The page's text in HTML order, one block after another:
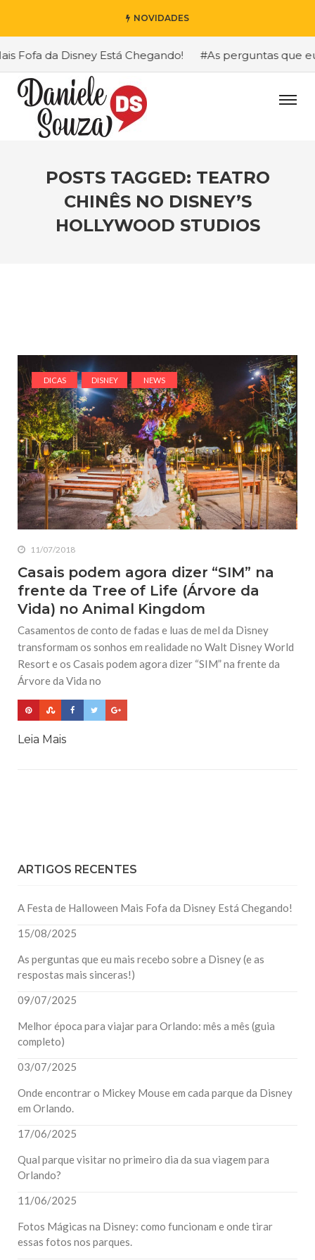
NOVIDADES
Fofa da Disney Está Chegando! #As perguntas que eu
POSTS TAGGED: TEATRO
CHINÊS NO DISNEY’S
HOLLYWOOD STUDIOS
DICAS DISNEY NEWS
11/07/2018
Casais podem agora dizer “SIM” na
frente da Tree of Life (Árvore da
Vida) no Animal Kingdom
Casamentos de conto de fadas e luas de mel da Disney
transformam os sonhos em realidade no Walt Disney World
Resort e os Casais podem agora dizer “SIM” na frente da
Árvore da Vida no
Leia Mais
ARTIGOS RECENTES
A Festa de Halloween Mais Fofa da Disney Está Chegando!
15/08/2025
As perguntas que eu mais recebo sobre a Disney (e as
respostas mais sinceras!)
09/07/2025
Melhor época para viajar para Orlando: mês a mês (guia
completo)
03/07/2025
Onde encontrar o Mickey Mouse em cada parque da Disney
em Orlando.
17/06/2025
Qual parque visitar no primeiro dia da sua viagem para
Orlando?
11/06/2025
Fotos Mágicas na Disney: como funcionam e onde tirar
essas fotos nos parques.